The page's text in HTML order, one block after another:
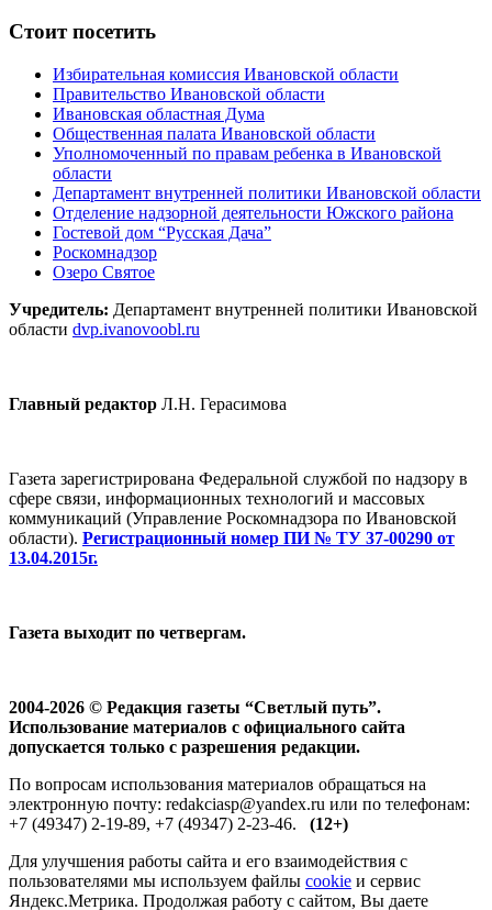
Стоит посетить
Избирательная комиссия Ивановской области
Правительство Ивановской области
Ивановская областная Дума
Общественная палата Ивановской области
Уполномоченный по правам ребенка в Ивановской
области
Департамент внутренней политики Ивановской области
Отделение надзорной деятельности Южского района
Гостевой дом “Русская Дача”
Роскомнадзор
Озеро Святое
Учредитель: Департамент внутренней политики Ивановской
области dvp.ivanovoobl.ru
Главный редактор Л.Н. Герасимова
Газета зарегистрирована Федеральной службой по надзору в
сфере связи, информационных технологий и массовых
коммуникаций (Управление Роскомнадзора по Ивановской
области). Регистрационный номер ПИ № ТУ 37-00290 от
13.04.2015г.
Газета выходит по четвергам.
2004-2026 © Редакция газеты “Светлый путь”.
Использование материалов с официального сайта
допускается только с разрешения редакции.
По вопросам использования материалов обращаться на
электронную почту: redakciasp@yandex.ru или по телефонам:
+7 (49347) 2-19-89, +7 (49347) 2-23-46. (12+)
Для улучшения работы сайта и его взаимодействия с
пользователями мы используем файлы cookie и сервис
Яндекс.Метрика. Продолжая работу с сайтом, Вы даете